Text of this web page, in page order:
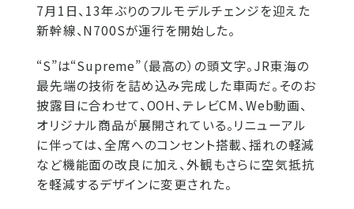
7月1日、13年ぶりのフルモデルチェンジを迎えた
新幹線、N700Sが運行を開始した。
“S”は“Supreme”（最高の）の頭文字。JR東海の
最先端の技術を詰め込み完成した車両だ。そのお
披露目に合わせて、OOH、テレビCM、Web動画、
オリジナル商品が展開されている。リニューアル
に伴っては、全席へのコンセント搭載、揺れの軽減
など機能面の改良に加え、外観もさらに空気抵抗
を軽減するデザインに変更された。